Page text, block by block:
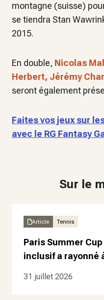
montagne (suisse)
se tiendra Stan
2015.
En double, Nicolas
Herbert, Jérémy
seront également
Faites vos jeux sur
avec le RG Fantasy
Sur le
Article Tennis
Paris Summer
inclusif a rayonné
31 juillet 2026